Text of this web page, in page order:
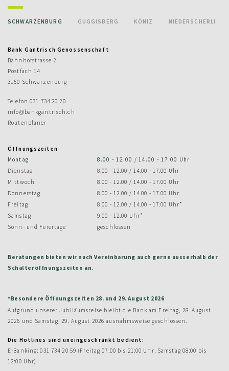
SCHWARZENBURG
Bank Gantrisch Genossenschaft
Bahnhofstrasse 2
Postfach 14
3150 Schwarzenburg
Telefon 031 734 20 20
info@bankgantrisch.ch
Routenplaner
Öffnungszeiten
Montag
8.00 - 12.00 / 14.00 - 17.00 Uhr
Dienstag
8.00 - 12.00 / 14.00 - 17.00 Uhr
Mittwoch
8.00 - 12.00 / 14.00 - 17.00 Uhr
Donnerstag
8.00 - 12.00 / 14.00 - 17.00 Uhr
Freitag
8.00 - 12.00 / 14.00 - 17.00 Uhr*
Samstag
9.00 - 12.00 Uhr*
Sonn- und Feiertage
geschlossen
Beratungen bieten wir nach Vereinbarung auch gerne ausserhalb der
Schalteröffnungszeiten an.
*Besondere Öffnungszeiten 28. und 29. August 2026
Aufgrund unserer Jubiläumsreise bleibt die Bank am Freitag, 28. August
2026 und Samstag, 29. August 2026 ausnahmsweise geschlossen.
Die Hotlines sind uneingeschränkt bedient:
E-Banking: 031 734 20 59 (Freitag 07:00 bis 21:00 Uhr, Samstag 08:00 bis
12:00 Uhr)
GUGGISBERG KÖNIZ NIEDERSCHERLI